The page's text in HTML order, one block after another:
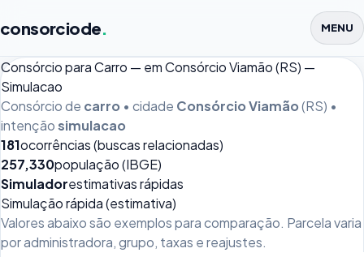
consorciode. MENU
Consórcio para Carro — em Consórcio Viamão (RS) —
Simulacao
Consórcio de carro • cidade Consórcio Viamão(RS) •
intençãosimulacao
181ocorrências (buscas relacionadas)
257,330população (IBGE)
Simuladorestimativas rápidas
Simulação rápida (estimativa)
Valores abaixo são exemplos para comparação. Parcela varia
por administradora, grupo, taxas e reajustes.